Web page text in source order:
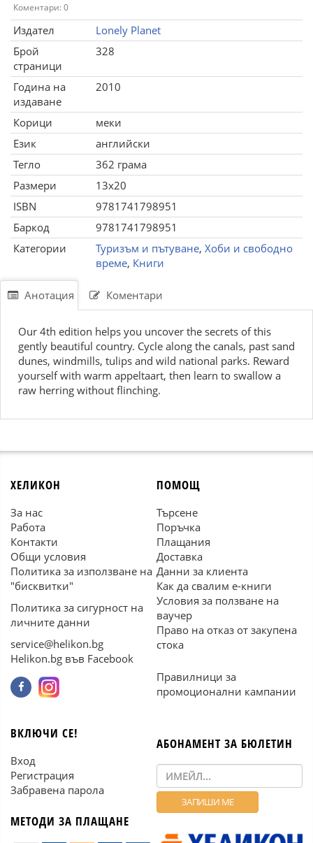
Коментари: 0
Издател
Lonely Planet
Брой
страници
328
Година на
издаване
2010
Корици
меки
Език
английски
Тегло
362 грама
Размери
13x20
ISBN
9781741798951
Баркод
9781741798951
Категории
Туризъм и пътуване, Хоби и свободно
време, Книги
Анотация Коментари
Our 4th edition helps you uncover the secrets of this
gently beautiful country. Cycle along the canals, past sand
dunes, windmills, tulips and wild national parks. Reward
yourself with warm appeltaart, then learn to swallow a
raw herring without flinching.
ХЕЛИКОН
За нас
Работа
Контакти
Общи условия
Политика за използване на
"бисквитки"
Политика за сигурност на
личните данни
service@helikon.bg
Helikon.bg във Facebook
ПОМОЩ
Търсене
Поръчка
Плащания
Доставка
Данни за клиента
Как да свалим е-книги
Условия за ползване на
ваучер
Право на отказ от закупена
стока
Правилници за
промоционални кампании
ВКЛЮЧИ СЕ!
Вход
Регистрация
Забравена парола
МЕТОДИ ЗА ПЛАЩАНЕ
АБОНАМЕНТ ЗА БЮЛЕТИН